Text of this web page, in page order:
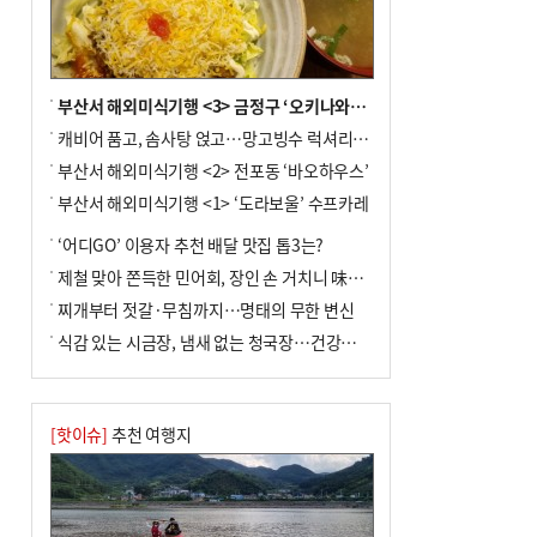
부산서 해외미식기행 <3> 금정구 ‘오키나와키친’
캐비어 품고, 솜사탕 얹고…망고빙수 럭셔리한 진화
부산서 해외미식기행 <2> 전포동 ‘바오하우스’
부산서 해외미식기행 <1> ‘도라보울’ 수프카레
‘어디GO’ 이용자 추천 배달 맛집 톱3는?
제철 맞아 쫀득한 민어회, 장인 손 거치니 味친 한상
찌개부터 젓갈·무침까지…명태의 무한 변신
식감 있는 시금장, 냄새 없는 청국장…건강한 발효 밥상
[핫이슈] 추천 여행지